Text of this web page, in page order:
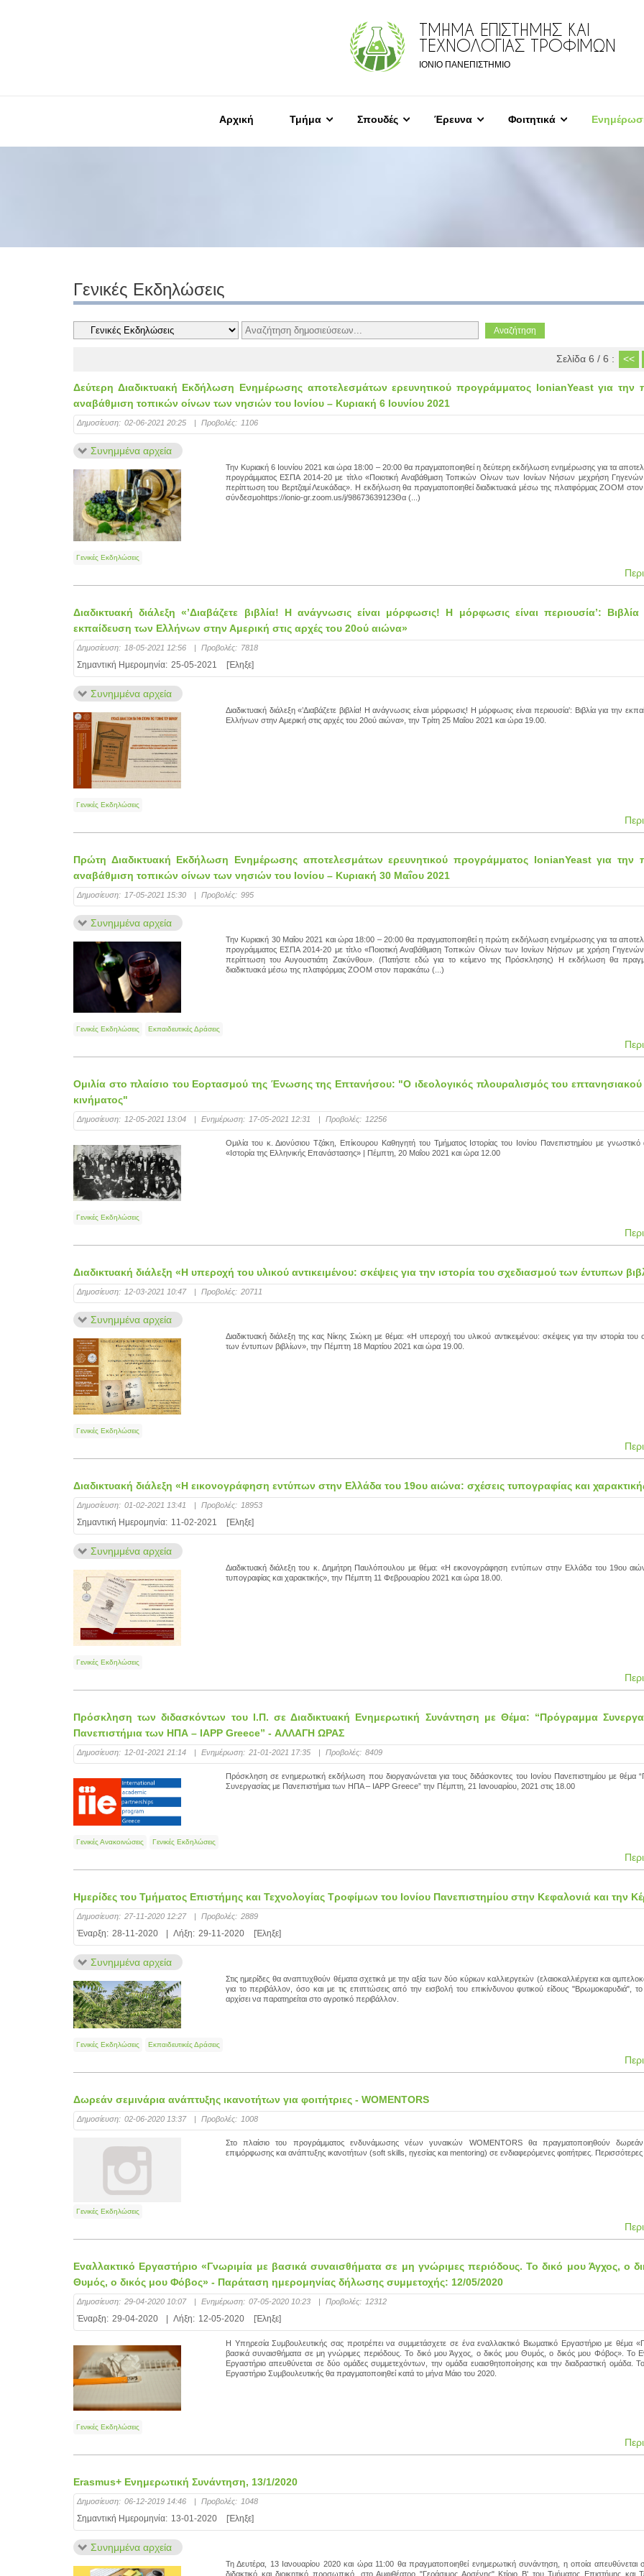
ΤΜΗΜΑ ΕΠΙΣΤΗΜΗΣ ΚΑΙ
ΤΕΧΝΟΛΟΓΙΑΣ ΤΡΟΦΙΜΩΝ
ΙΟΝΙΟ ΠΑΝΕΠΙΣΤΗΜΙΟ
Αρχική Τμήμα Σπουδές Έρευνα Φοιτητικά
Γενικές Εκδηλώσεις
Σελίδα 6 / 6 : <<
Δεύτερη Διαδικτυακή Εκδήλωση Ενημέρωσης αποτελεσμάτων ερευνητικού προγράμματος IonianYeast για την
αναβάθμιση τοπικών οίνων των νησιών του Ιονίου – Κυριακή 6 Ιουνίου 2021
Δημοσίευση: 02-06-2021 20:25 | Προβολές: 1106
Συνημμένα αρχεία
Την Κυριακή 6 Iουνίου 2021 και ώρα 18:00 – 20:00 θα πραγματοποιηθεί η δεύτερη εκδήλωση ενημέρωσης για τα
προγράμματος ΕΣΠΑ 2014-20 με τίτλο «Ποιοτική Αναβάθμιση Τοπικών Οίνων των Ιονίων Νήσων μεχρήση
περίπτωση του Βερτζαμί Λευκάδας». Η εκδήλωση θα πραγματοποιηθεί διαδικτυακά μέσω της πλατφόρμας ZΟΟΜ
σύνδεσμοhttps://ionio-gr.zoom.us/j/98673639123Θα (...)
Γενικές Εκδηλώσεις
Διαδικτυακή διάλεξη «’Διαβάζετε βιβλία! Η ανάγνωσις είναι μόρφωσις! Η μόρφωσις είναι περιουσία’: Βιβλία
εκπαίδευση των Ελλήνων στην Αμερική στις αρχές του 20ού αιώνα»
Δημοσίευση: 18-05-2021 12:56 | Προβολές: 7818
Σημαντική Ημερομηνία: 25-05-2021 [Έληξε]
Συνημμένα αρχεία
Διαδικτυακή διάλεξη «’Διαβάζετε βιβλία! Η ανάγνωσις είναι μόρφωσις! Η μόρφωσις είναι περιουσία’: Βιβλία για την
Ελλήνων στην Αμερική στις αρχές του 20ού αιώνα», την Τρίτη 25 Μαΐου 2021 και ώρα 19.00.
Γενικές Εκδηλώσεις
Πρώτη Διαδικτυακή Εκδήλωση Ενημέρωσης αποτελεσμάτων ερευνητικού προγράμματος IonianYeast για την
αναβάθμιση τοπικών οίνων των νησιών του Ιονίου – Κυριακή 30 Μαΐου 2021
Δημοσίευση: 17-05-2021 15:30 | Προβολές: 995
Συνημμένα αρχεία
Την Κυριακή 30 Μαΐου 2021 και ώρα 18:00 – 20:00 θα πραγματοποιηθεί η πρώτη εκδήλωση ενημέρωσης για τα
προγράμματος ΕΣΠΑ 2014-20 με τίτλο «Ποιοτική Αναβάθμιση Τοπικών Οίνων των Ιονίων Νήσων με χρήση
περίπτωση του Αυγουστιάτη Ζακύνθου». (Πατήστε εδώ για το κείμενο της Πρόσκλησης) Η εκδήλωση θα
διαδικτυακά μέσω της πλατφόρμας ZΟΟΜ στον παρακάτω (...)
Γενικές Εκδηλώσεις Εκπαιδευτικές Δράσεις
Ομιλία στο πλαίσιο του Εορτασμού της Ένωσης της Επτανήσου: "Ο ιδεολογικός πλουραλισμός του επτανησιακού
κινήματος"
Δημοσίευση: 12-05-2021 13:04 | Ενημέρωση: 17-05-2021 12:31 | Προβολές: 12256
Ομιλία του κ. Διονύσιου Τζάκη, Επίκουρου Καθηγητή του Τμήματος Ιστορίας του Ιονίου Πανεπιστημίου με γνωστικό
«Ιστορία της Ελληνικής Επανάστασης» | Πέμπτη, 20 Μαΐου 2021 και ώρα 12.00
Γενικές Εκδηλώσεις
Διαδικτυακή διάλεξη «Η υπεροχή του υλικού αντικειμένου: σκέψεις για την ιστορία του σχεδιασμού των έντυπων
Δημοσίευση: 12-03-2021 10:47 Προβολές: 20711
Συνημμένα αρχεία
Διαδικτυακή διάλεξη της κας Νίκης Σιώκη με θέμα: «Η υπεροχή του υλικού αντικειμένου: σκέψεις για την ιστορία του
των έντυπων βιβλίων», την Πέμπτη 18 Μαρτίου 2021 και ώρα 19.00.
Γενικές Εκδηλώσεις
Διαδικτυακή διάλεξη «Η εικονογράφηση εντύπων στην Ελλάδα του 19ου αιώνα: σχέσεις τυπογραφίας και
Δημοσίευση: 01-02-2021 13:41 | Προβολές: 18953
Σημαντική Ημερομηνία: 11-02-2021 [Έληξε]
Συνημμένα αρχεία
Διαδικτυακή διάλεξη του κ. Δημήτρη Παυλόπουλου με θέμα: «Η εικονογράφηση εντύπων στην Ελλάδα του 19ου
τυπογραφίας και χαρακτικής», την Πέμπτη 11 Φεβρουαρίου 2021 και ώρα 18.00.
Γενικές Εκδηλώσεις
Πρόσκληση των διδασκόντων του Ι.Π. σε Διαδικτυακή Ενημερωτική Συνάντηση με Θέμα: “Πρόγραμμα
Πανεπιστήμια των ΗΠΑ – IAPP Greece” - ΑΛΛΑΓΗ ΩΡΑΣ
Δημοσίευση: 12-01-2021 21:14 | Ενημέρωση: 21-01-2021 17:35 | Προβολές: 8409
Πρόσκληση σε ενημερωτική εκδήλωση που διοργανώνεται για τους διδάσκοντες του Ιονίου Πανεπιστημίου με θέμα
Συνεργασίας με Πανεπιστήμια των ΗΠΑ – IAPP Greece” την Πέμπτη, 21 Ιανουαρίου, 2021 στις 18.00
Γενικές Ανακοινώσεις Γενικές Εκδηλώσεις
Ημερίδες του Τμήματος Επιστήμης και Τεχνολογίας Τροφίμων του Ιονίου Πανεπιστημίου στην Κεφαλονιά και την
Δημοσίευση: 27-11-2020 12:27 | Προβολές: 2889
Έναρξη: 28-11-2020 Λήξη: 29-11-2020 [Έληξε]
Συνημμένα αρχεία
Στις ημερίδες θα αναπτυχθούν θέματα σχετικά με την αξία των δύο κύριων καλλιεργειών (ελαιοκαλλιέργεια και
για το περιβάλλον, όσο και με τις επιπτώσεις από την εισβολή του επικίνδυνου φυτικού είδους "Βρωμοκαρυδιά", το
αρχίσει να παρατηρείται στο αγροτικό περιβάλλον.
Γενικές Εκδηλώσεις Εκπαιδευτικές Δράσεις
Δωρεάν σεμινάρια ανάπτυξης ικανοτήτων για φοιτήτριες - WOMENTORS
Δημοσίευση: 02-06-2020 13:37 Προβολές: 1008
Στο πλαίσιο του προγράμματος ενδυνάμωσης νέων γυναικών WOMENTORS θα πραγματοποιηθούν δωρεάν
επιμόρφωσης και ανάπτυξης ικανοτήτων (soft skills, ηγεσίας και mentoring) σε ενδιαφερόμενες φοιτήτριες.
Γενικές Εκδηλώσεις
Εναλλακτικό Εργαστήριο «Γνωριμία με βασικά συναισθήματα σε μη γνώριμες περιόδους. Το δικό μου Άγχος, ο
Θυμός, ο δικός μου Φόβος» - Παράταση ημερομηνίας δήλωσης συμμετοχής: 12/05/2020
Δημοσίευση: 29-04-2020 10:07 Ενημέρωση: 07-05-2020 10:23 Προβολές: 12312
Έναρξη: 29-04-2020 Λήξη: 12-05-2020 [Έληξε]
Η Υπηρεσία Συμβουλευτικής σας προτρέπει να συμμετάσχετε σε ένα εναλλακτικό Βιωματικό Εργαστήριο με θέμα
βασικά συναισθήματα σε μη γνώριμες περιόδους. Το δικό μου Άγχος, ο δικός μου Θυμός, ο δικός μου Φόβος». Το
Εργαστήριο απευθύνεται σε δύο ομάδες συμμετεχόντων, την ομάδα ευαισθητοποίησης και την διαδραστική ομάδα.
Εργαστήριο Συμβουλευτικής θα πραγματοποιηθεί κατά το μήνα Μάιο του 2020.
Γενικές Εκδηλώσεις
Erasmus+ Ενημερωτική Συνάντηση, 13/1/2020
Δημοσίευση: 06-12-2019 14:46 | Προβολές: 1048
Σημαντική Ημερομηνία: 13-01-2020 [Έληξε]
Συνημμένα αρχεία
Τη Δευτέρα, 13 Ιανουαρίου 2020 και ώρα 11:00 θα πραγματοποιηθεί ενημερωτική συνάντηση, η οποία απευθύνεται
διδακτικό και διοικητικό προσωπικό, στο Αμφιθέατρο "Γεράσιμος Αρσένης" Κτίριο Β' του Τμήματος Επιστήμης και